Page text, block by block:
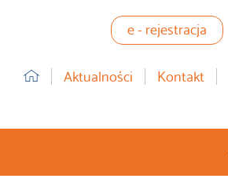
e - rejestracja
Aktualności Kontakt